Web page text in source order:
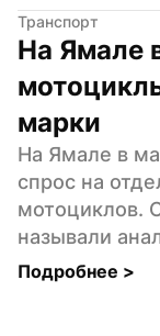
Транспорт
На Ямале
марки
На Ямале в
спрос на
мотоциклов.
называли
Подробнее >